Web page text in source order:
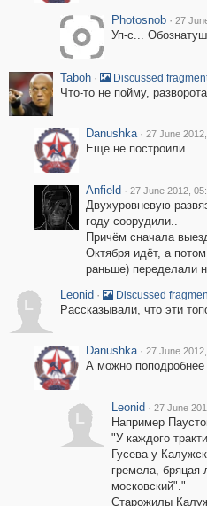
Photosnob · 27
Уп-с...
Taboh · Discussed
Что-то не пойму,
Danushka · 27 June
Еще не построили
Anfield · 27 June 2012,
Двухуровневую
году соорудили..
Причём сначала
Октября идёт, а
раньше) переделали
L
Leonid · Discussed
Рассказывали, что эти
Danushka · 27 June
А можно поподробнее
L
Leonid · 27 June
Например
"У каждого
Гусева у
гремела,
московский"."
Старожилы